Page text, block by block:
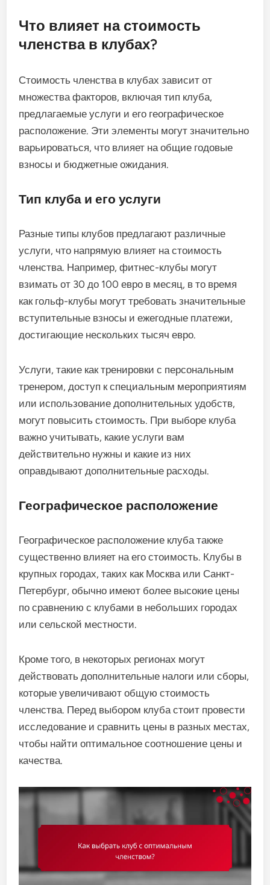
Что влияет на стоимость
членства в клубах?
Стоимость членства в клубах зависит от
множества факторов, включая тип клуба,
предлагаемые услуги и его географическое
расположение. Эти элементы могут значительно
варьироваться, что влияет на общие годовые
взносы и бюджетные ожидания.
Тип клуба и его услуги
Разные типы клубов предлагают различные
услуги, что напрямую влияет на стоимость
членства. Например, фитнес-клубы могут
взимать от 30 до 100 евро в месяц, в то время
как гольф-клубы могут требовать значительные
вступительные взносы и ежегодные платежи,
достигающие нескольких тысяч евро.
Услуги, такие как тренировки с персональным
тренером, доступ к специальным мероприятиям
или использование дополнительных удобств,
могут повысить стоимость. При выборе клуба
важно учитывать, какие услуги вам
действительно нужны и какие из них
оправдывают дополнительные расходы.
Географическое расположение
Географическое расположение клуба также
существенно влияет на его стоимость. Клубы в
крупных городах, таких как Москва или Санкт-
Петербург, обычно имеют более высокие цены
по сравнению с клубами в небольших городах
или сельской местности.
Кроме того, в некоторых регионах могут
действовать дополнительные налоги или сборы,
которые увеличивают общую стоимость
членства. Перед выбором клуба стоит провести
исследование и сравнить цены в разных местах,
чтобы найти оптимальное соотношение цены и
качества.